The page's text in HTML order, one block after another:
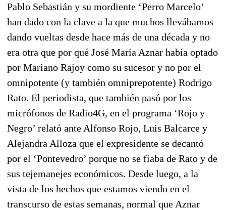
Pablo Sebastián y su mordiente ‘Perro Marcelo’
han dado con la clave a la que muchos llevábamos
dando vueltas desde hace más de una década y no
era otra que por qué José María Aznar había optado
por Mariano Rajoy como su sucesor y no por el
omnipotente (y también omniprepotente) Rodrigo
Rato. El periodista, que también pasó por los
micrófonos de Radio4G, en el programa ‘Rojo y
Negro’ relató ante Alfonso Rojo, Luis Balcarce y
Alejandra Alloza que el expresidente se decantó
por el ‘Pontevedro’ porque no se fiaba de Rato y de
sus tejemanejes económicos. Desde luego, a la
vista de los hechos que estamos viendo en el
transcurso de estas semanas, normal que Aznar